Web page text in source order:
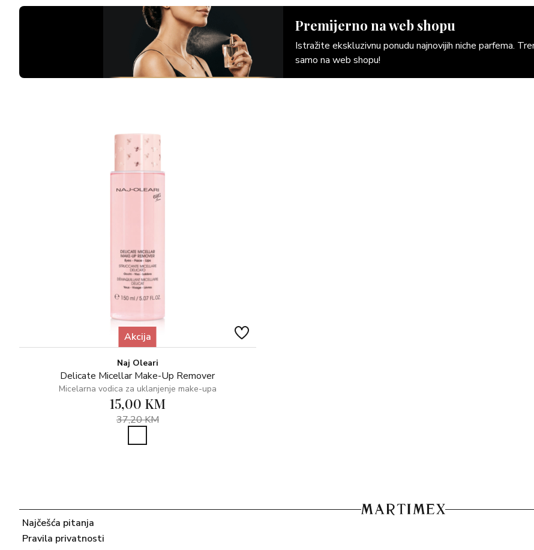
Premijerno na web shopu
Istražite ekskluzivnu ponudu najnovijih niche parfema.
samo na web shopu!
Akcija
Naj Oleari
Delicate Micellar Make-Up Remover
Micelarna vodica za uklanjenje make-upa
15,00 KM
37,20 KM
Najčešća pitanja
Pravila privatnosti